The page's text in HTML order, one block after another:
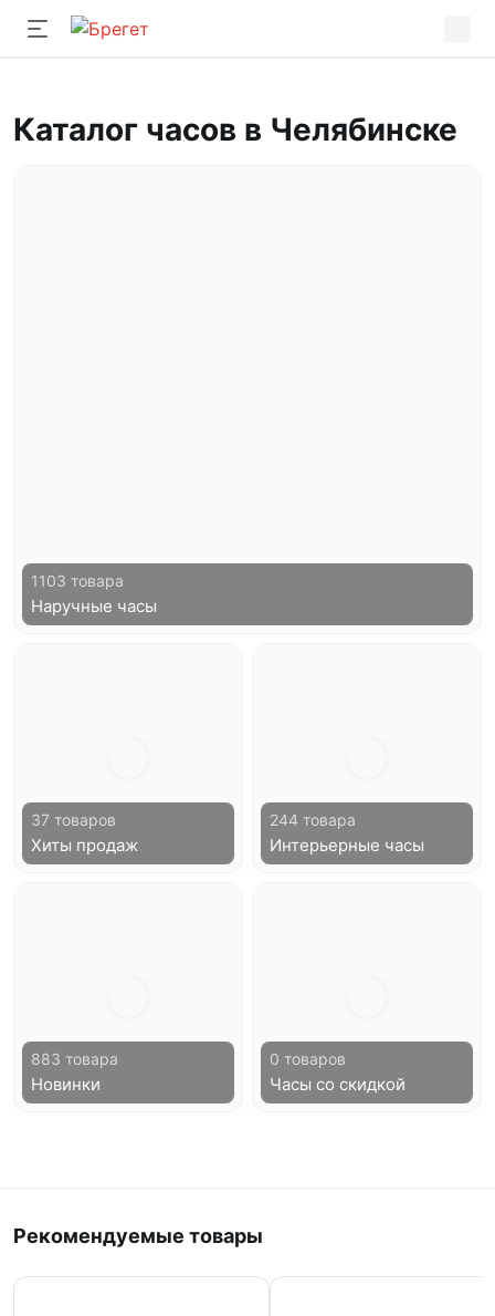
Каталог часов в Челябинске
1103 товара
Наручные часы
37 товаров
Хиты продаж
244 товара
Интерьерные часы
883 товара
Новинки
0 товаров
Часы со скидкой
Рекомендуемые товары